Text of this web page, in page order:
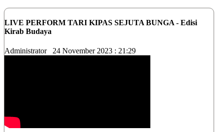
LIVE PERFORM TARI KIPAS SEJUTA BUNGA - Edisi
Kirab Budaya
Administrator 24 November 2023 : 21:29